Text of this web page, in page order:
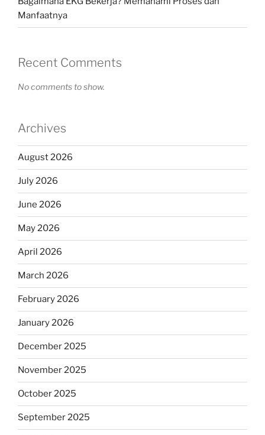
Manfaatnya
Recent Comments
No comments to show.
Archives
August 2026
July 2026
June 2026
May 2026
April 2026
March 2026
February 2026
January 2026
December 2025
November 2025
October 2025
September 2025